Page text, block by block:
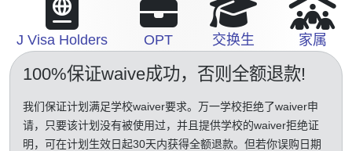
J Visa Holders OPT 交换生 家属
100%保证waive成功，否则全额退款!
我们保证计划满足学校waiver要求。万一学校拒绝了waiver申
请，只要该计划没有被使用过，并且提供学校的waiver拒绝证
明，可在计划生效日起30天内获得全额退款。但若你误购日期